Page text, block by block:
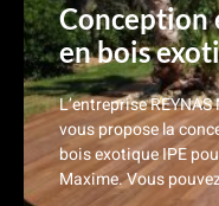
Conception
en bois
L’entreprise
vous propose la
bois exotique IPE
Maxime. Vous